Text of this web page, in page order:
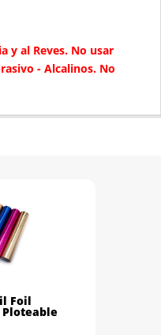
y al Reves. No usar
- Alcalinos. No
Foil